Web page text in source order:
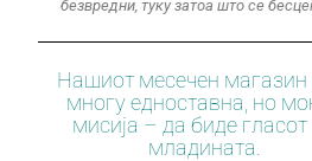
безвредни, туку затоа што се
Нашиот месечен
многу едноставна, но
мисија – да биде гласот
младината.